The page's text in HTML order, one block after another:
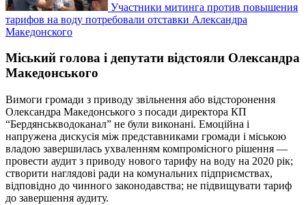
Участники митинга против повышения
тарифов на воду потребовали отставки Александра
Македонского
Міський голова і депутати відстояли Олександра
Македонського
Вимоги громади з приводу звільнення або відсторонення
Олександра Македонського з посади директора КП
“Бердянськводоканал” не були виконані. Емоційна і
напружена дискусія між представниками громади і міською
владою завершилась ухваленням компромісного рішення —
провести аудит з приводу нового тарифу на воду на 2020 рік;
створити наглядові ради на комунальних підприємствах,
відповідно до чинного законодавства; не підвищувати тариф
до завершення аудиту.